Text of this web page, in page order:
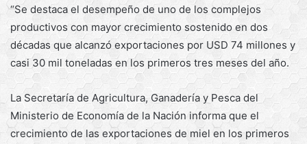
“Se destaca el desempeño de uno de los complejos
productivos con mayor crecimiento sostenido en dos
décadas que alcanzó exportaciones por USD 74 millones y
casi 30 mil toneladas en los primeros tres meses del año.
La Secretaría de Agricultura, Ganadería y Pesca del
Ministerio de Economía de la Nación informa que el
crecimiento de las exportaciones de miel en los primeros